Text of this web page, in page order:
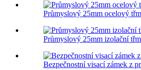
Průmyslový 25mm ocelový
Průmyslový 25mm izolační
Bezpečnostní visací zámek z